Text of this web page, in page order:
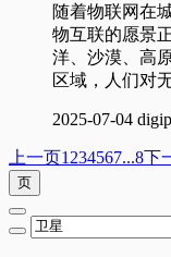
随着物联网在
物互联的愿景
洋、沙漠、高
区域，人们对
2025-07-04
上一页1 234567...8下